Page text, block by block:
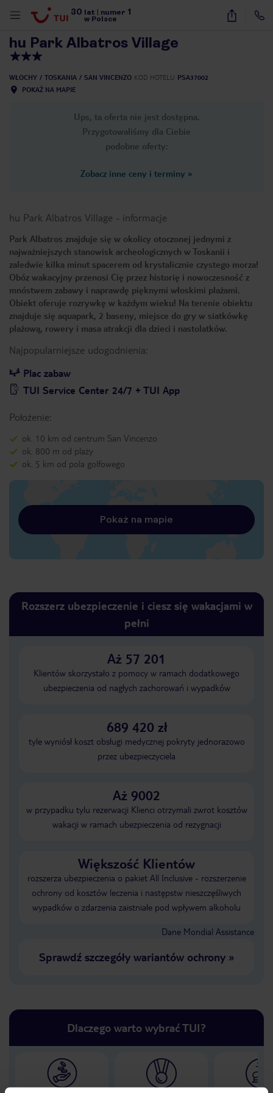
30 lat numer 1
w Polsce
25
hu Park Albatros Village
WŁOCHY TOSKANIA SAN VINCENZO KOD HOTELU PSA37002
POKAŻ NA MAPIE
Ups, ta oferta nie jest dostępna.
Przygotowaliśmy dla Ciebie
podobne oferty:
Zobacz inne ceny i terminy »
hu Park Albatros Village - informacje
Park Albatros znajduje się w okolicy otoczonej jednymi z
najważniejszych stanowisk archeologicznych w Toskanii i
zaledwie kilka minut spacerem od krystalicznie czystego morza!
Obóz wakacyjny przenosi Cię przez historię i nowoczesność z
mnóstwem zabawy i naprawdę pięknymi włoskimi plażami.
Obiekt oferuje rozrywkę w każdym wieku! Na terenie obiektu
znajduje się aquapark, 2 baseny, miejsce do gry w siatkówkę
plażową, rowery i masa atrakcji dla dzieci i nastolatków.
Najpopularniejsze udogodnienia:
Plac zabaw
TUI Service Center 24/7 + TUI App
Położenie:
ok. 10 km od centrum San Vincenzo
ok. 800 m od plaży
ok. 5 km od pola golfowego
Pokaż na mapie
Rozszerz ubezpieczenie i ciesz się wakacjami w
pełni
Aż 57 201
Klientów skorzystało z pomocy w ramach dodatkowego
ubezpieczenia od nagłych zachorowań i wypadków
689 420 zł
tyle wyniósł koszt obsługi medycznej pokryty jednorazowo
przez ubezpieczyciela
Aż 9002
w przypadku tylu rezerwacji Klienci otrzymali zwrot kosztów
wakacji w ramach ubezpieczenia od rezygnacji
Większość Klientów
rozszerza ubezpieczenia o pakiet All Inclusive - rozszerzenie
ochrony od kosztów leczenia i następstw nieszczęśliwych
wypadków o zdarzenia zaistniałe pod wpływem alkoholu
Dane Mondial Assistance
Sprawdź szczegóły wariantów ochrony»
Dlaczego warto wybrać TUI?